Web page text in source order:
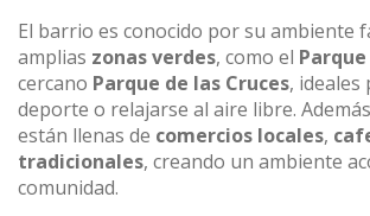
El barrio es conocido por su ambiente
amplias zonas verdes, como el
cercano Parque de las Cruces, ideales
deporte o relajarse al aire libre.
están llenas de comercios locales,
tradicionales, creando un ambiente
comunidad.